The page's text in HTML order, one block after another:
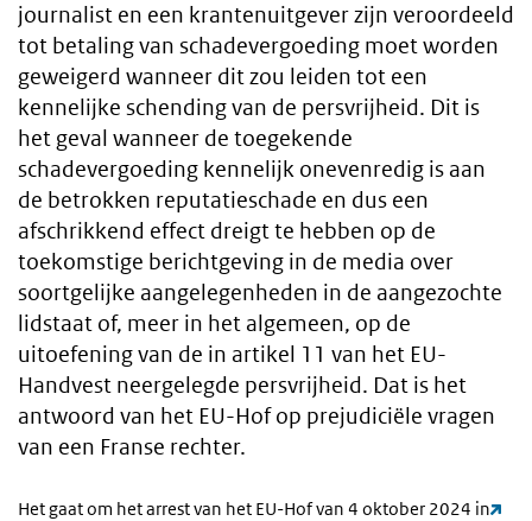
journalist en een krantenuitgever zijn veroordeeld
tot betaling van schadevergoeding moet worden
geweigerd wanneer dit zou leiden tot een
kennelijke schending van de persvrijheid. Dit is
het geval wanneer de toegekende
schadevergoeding kennelijk onevenredig is aan
de betrokken reputatieschade en dus een
afschrikkend effect dreigt te hebben op de
toekomstige berichtgeving in de media over
soortgelijke aangelegenheden in de aangezochte
lidstaat of, meer in het algemeen, op de
uitoefening van de in artikel 11 van het EU-
Handvest neergelegde persvrijheid. Dat is het
antwoord van het EU-Hof op prejudiciële vragen
van een Franse rechter.
Het gaat om het arrest van het EU-Hof van 4 oktober 2024 in